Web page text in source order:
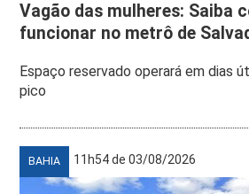
Vagão das mulheres: Saiba
funcionar no metrô de
Espaço reservado operará em dias
pico
BAHIA 11h54 de 03/08/2026